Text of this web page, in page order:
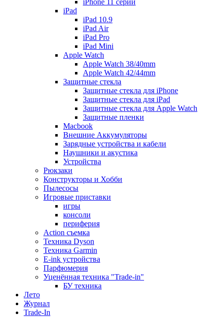
iPhone 11 серии
iPad
iPad 10.9
iPad Air
iPad Pro
iPad Mini
Apple Watch
Apple Watch 38/40mm
Apple Watch 42/44mm
Защитные стекла
Защитные стекла для iPhone
Защитные стекла для iPad
Защитные стекла для Apple Watch
Защитные пленки
Macbook
Внешние Аккумуляторы
Зарядные устройства и кабели
Наушники и акустика
Устройства
Рюкзаки
Конструкторы и Хобби
Пылесосы
Игровые приставки
игры
консоли
периферия
Action съемка
Техника Dyson
Техника Garmin
E-ink устройства
Парфюмерия
Уценённая техника "Trade-in"
БУ техника
Лето
Журнал
Trade-In